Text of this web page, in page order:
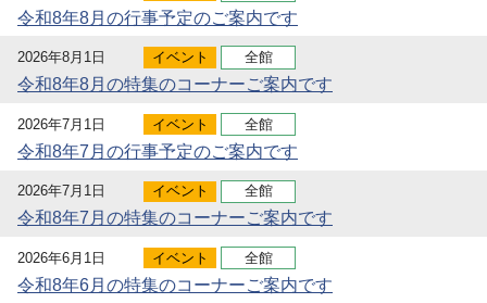
令和8年8月の行事予定のご案内です
2026年8月1日 イベント 全館
令和8年8月の特集のコーナーご案内です
2026年7月1日 イベント 全館
令和8年7月の行事予定のご案内です
2026年7月1日 イベント 全館
令和8年7月の特集のコーナーご案内です
2026年6月1日 イベント 全館
令和8年6月の特集のコーナーご案内です